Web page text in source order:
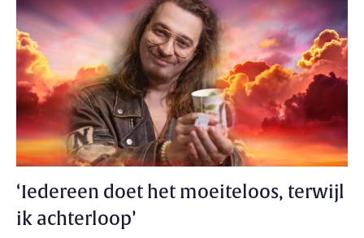
‘Iedereen doet het moeiteloos, terwijl
ik achterloop’